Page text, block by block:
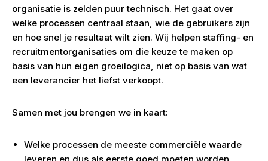
organisatie is zelden puur technisch. Het gaat over
welke processen centraal staan, wie de gebruikers zijn
en hoe snel je resultaat wilt zien. Wij helpen staffing- en
recruitmentorganisaties om die keuze te maken op
basis van hun eigen groeilogica, niet op basis van wat
een leverancier het liefst verkoopt.
Samen met jou brengen we in kaart:
Welke processen de meeste commerciële waarde